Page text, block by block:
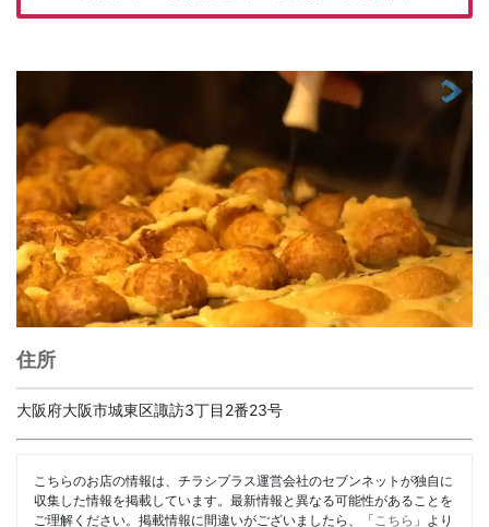
住所
大阪府大阪市城東区諏訪3丁目2番23号
こちらのお店の情報は、チラシプラス運営会社のセブンネットが独自に
収集した情報を掲載しています。最新情報と異なる可能性があることを
ご理解ください。掲載情報に間違いがございましたら、「 こちら 」より